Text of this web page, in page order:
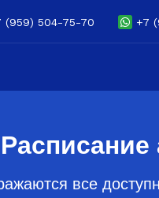
(959) 504-75-70 +7
все